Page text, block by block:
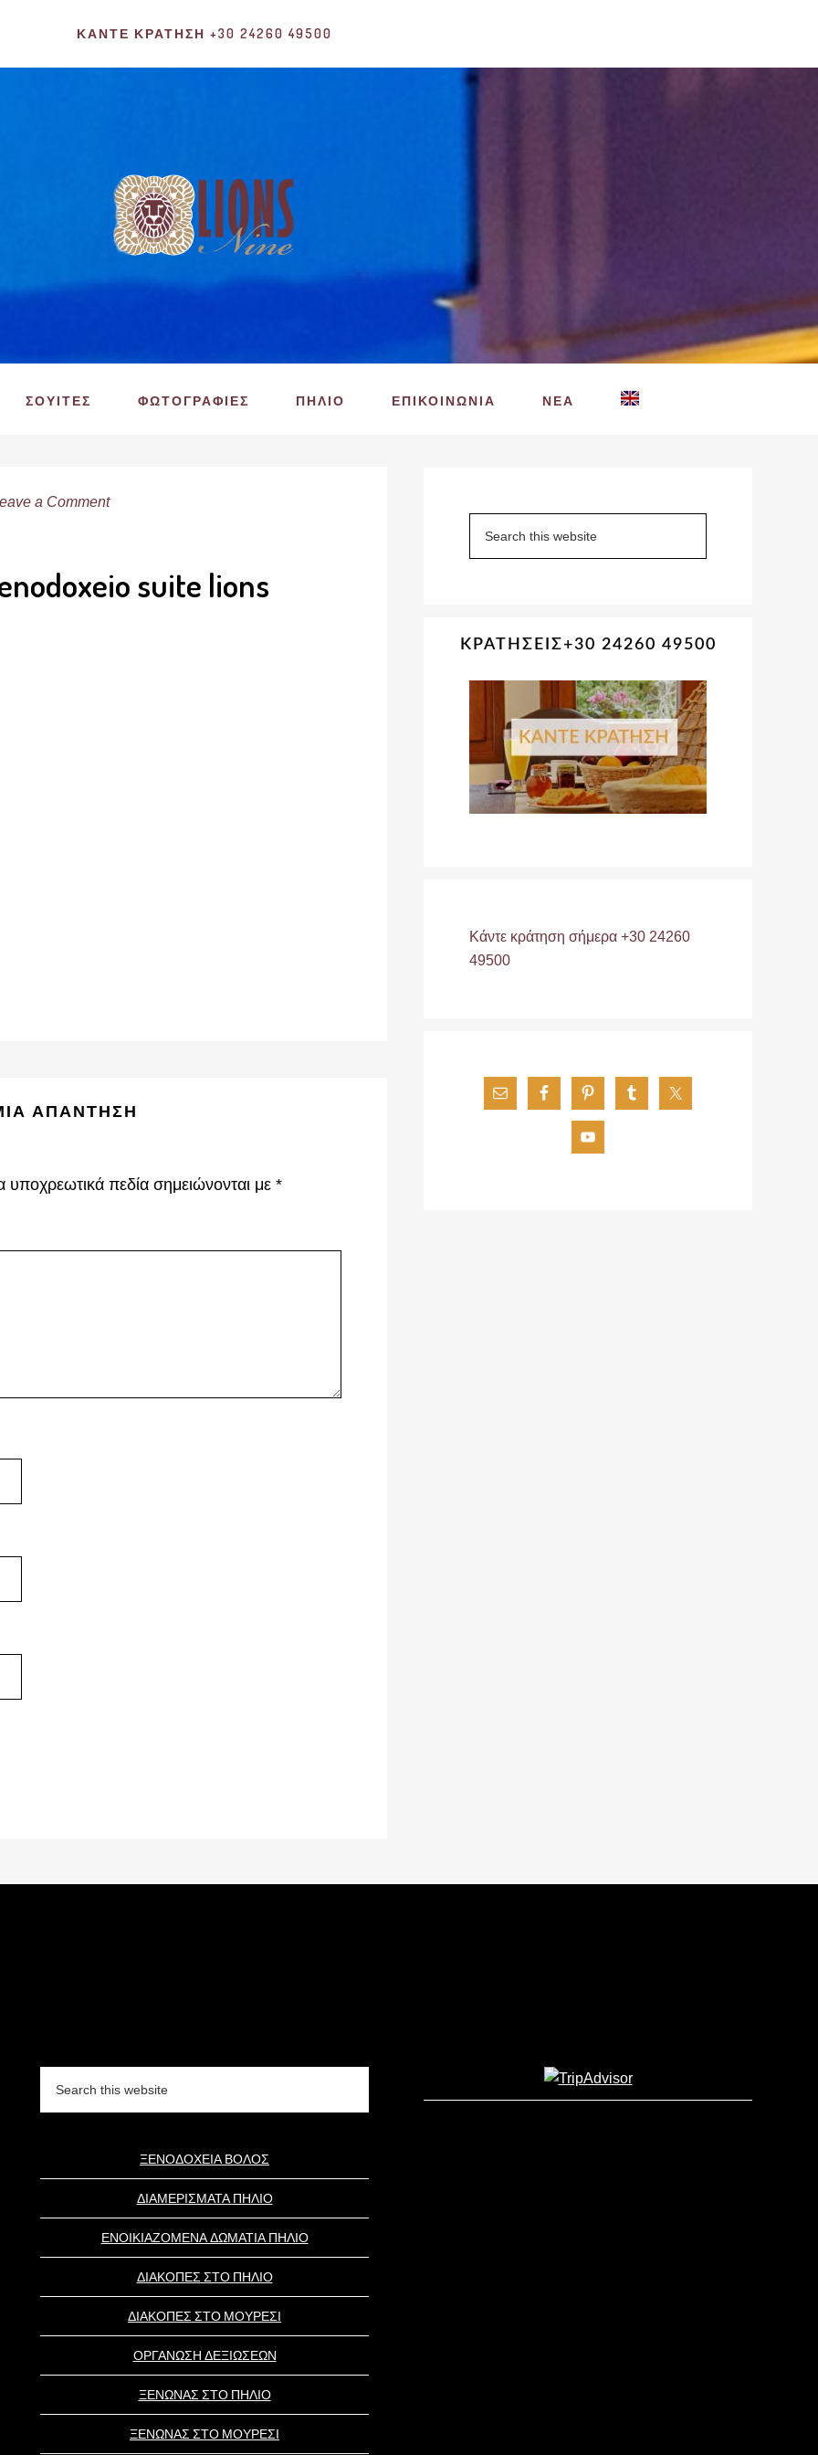
ΚΆΝΤΕ ΚΡΆΤΗΣΗ +30 24260 49500
ΣΟΥΙΤΕΣ ΦΩΤΟΓΡΑΦΙΕΣ ΠΗΛΙΟ ΕΠΙΚΟΙΝΩΝΙΑ ΝΕΑ
a Comment
suite lions
ΑΠΆΝΤΗΣΗ
υποχρεωτικά πεδία σημειώνονται με *
Sidebar
ΚΡΑΤΗΣΕΙΣ+30 24260 49500
Κάντε κράτηση σήμερα +30 24260
49500
ΞΕΝΟΔΟΧΕΙΑ ΒΟΛΟΣ
ΔΙΑΜΕΡΙΣΜΑΤΑ ΠΗΛΙΟ
ΕΝΟΙΚΙΑΖΟΜΕΝΑ ΔΩΜΑΤΙΑ ΠΗΛΙΟ
ΔΙΑΚΟΠΕΣ ΣΤΟ ΠΗΛΙΟ
ΔΙΑΚΟΠΕΣ ΣΤΟ ΜΟΥΡΕΣΙ
ΟΡΓΑΝΩΣΗ ΔΕΞΙΩΣΕΩΝ
ΞΕΝΩΝΑΣ ΣΤΟ ΠΗΛΙΟ
ΞΕΝΩΝΑΣ ΣΤΟ ΜΟΥΡΕΣΙ